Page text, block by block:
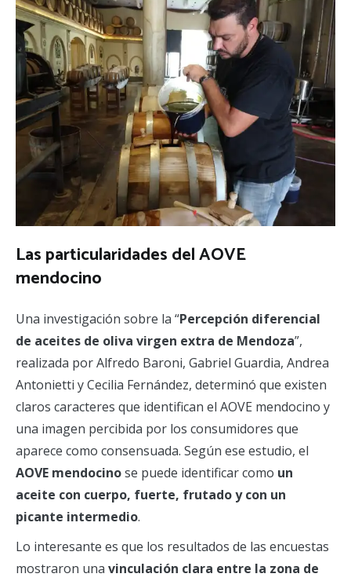
Las particularidades del AOVE
mendocino
Una investigación sobre la “Percepción diferencial
de aceites de oliva virgen extra de Mendoza”,
realizada por Alfredo Baroni, Gabriel Guardia, Andrea
Antonietti y Cecilia Fernández, determinó que existen
claros caracteres que identifican el AOVE mendocino y
una imagen percibida por los consumidores que
aparece como consensuada. Según ese estudio, el
AOVE mendocinose puede identificar como un
aceite con cuerpo, fuerte, frutado y con un
picante intermedio.
Lo interesante es que los resultados de las encuestas
mostraron una vinculación clara entre la zona de